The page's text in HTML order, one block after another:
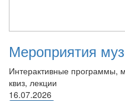
Мероприятия
Интерактивные программы,
квиз, лекции
16.07.2026